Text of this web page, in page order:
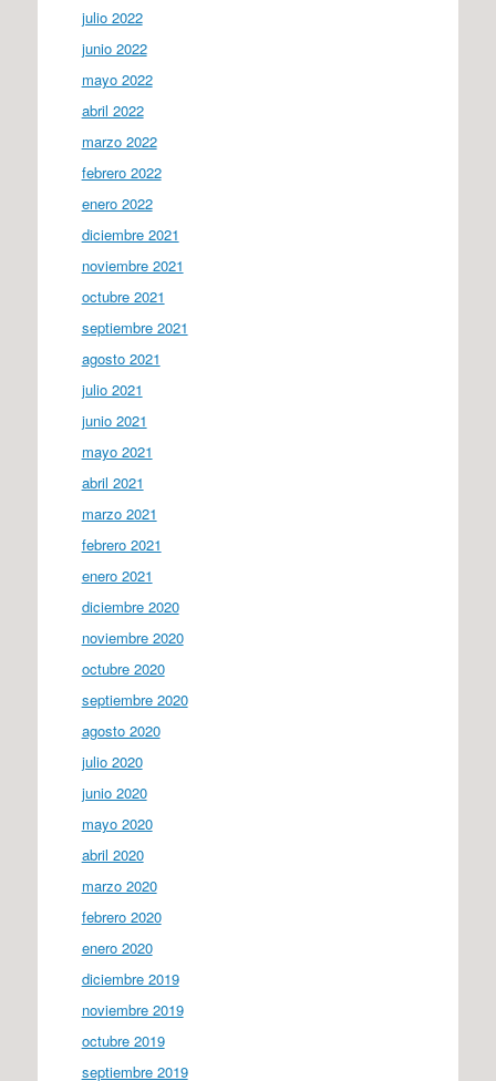
julio 2022
junio 2022
mayo 2022
abril 2022
marzo 2022
febrero 2022
enero 2022
diciembre 2021
noviembre 2021
octubre 2021
septiembre 2021
agosto 2021
julio 2021
junio 2021
mayo 2021
abril 2021
marzo 2021
febrero 2021
enero 2021
diciembre 2020
noviembre 2020
octubre 2020
septiembre 2020
agosto 2020
julio 2020
junio 2020
mayo 2020
abril 2020
marzo 2020
febrero 2020
enero 2020
diciembre 2019
noviembre 2019
octubre 2019
septiembre 2019